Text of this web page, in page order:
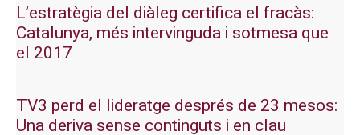
L’estratègia del diàleg certifica el fracàs:
Catalunya, més intervinguda i sotmesa que
el 2017
TV3 perd el lideratge després de 23 mesos:
Una deriva sense continguts i en clau